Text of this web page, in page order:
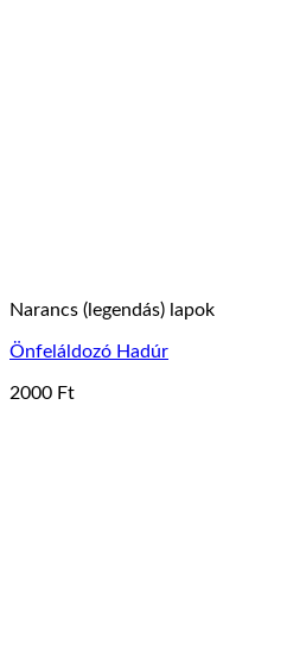
Narancs (legendás) lapok
Önfeláldozó Hadúr
2000 Ft